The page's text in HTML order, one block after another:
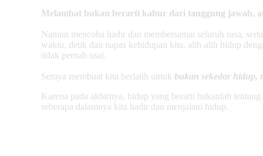
Melambat bukan berarti kabur dari tanggung jawab,
Namun mencoba hadir dan membersamai seluruh rasa,
waktu, detik dan napas kehidupan kita, alih-alih hidup
tidak pernah usai.
Seraya membuat kita berlatih untuk bukan sekedar hidup,
Karena pada akhirnya, hidup yang berarti bukanlah
seberapa dalamnya kita hadir dan menjalani hidup.